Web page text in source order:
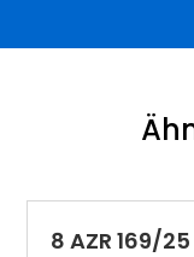
8 AZR 169/25